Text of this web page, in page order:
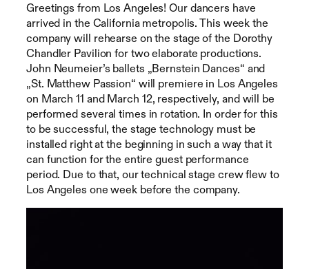
Greetings from Los Angeles! Our dancers have
arrived in the California metropolis. This week the
company will rehearse on the stage of the Dorothy
Chandler Pavilion for two elaborate productions.
John Neumeier’s ballets „Bernstein Dances“ and
„St. Matthew Passion“ will premiere in Los Angeles
on March 11 and March 12, respectively, and will be
performed several times in rotation. In order for this
to be successful, the stage technology must be
installed right at the beginning in such a way that it
can function for the entire guest performance
period. Due to that, our technical stage crew flew to
Los Angeles one week before the company.